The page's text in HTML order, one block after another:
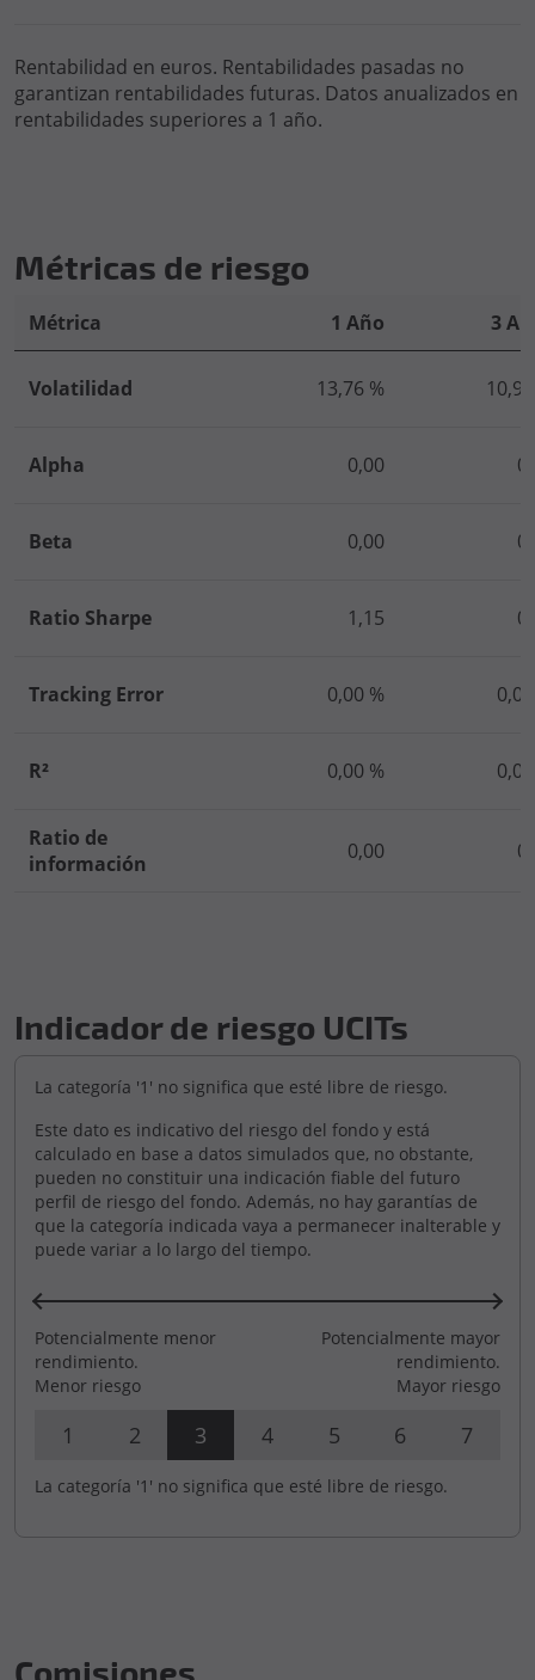
Rentabilidad en euros. Rentabilidades pasadas no
garantizan rentabilidades futuras. Datos anualizados en
rentabilidades superiores a 1 año.
Métricas de riesgo
Métrica 1 Año 3
Volatilidad 13,76 %
Alpha 0,00
Beta 0,00
Ratio Sharpe 1,15
Tracking Error 0,00 %
R² 0,00 %
Ratio de
información
0,00
Indicador de riesgo UCITs
La categoría '1' no significa que esté libre de riesgo.
Este dato es indicativo del riesgo del fondo y está
calculado en base a datos simulados que, no obstante,
pueden no constituir una indicación fiable del futuro
perfil de riesgo del fondo. Además, no hay garantías de
que la categoría indicada vaya a permanecer inalterable y
puede variar a lo largo del tiempo.
Potencialmente menor
rendimiento.
Menor riesgo
Potencialmente mayor
rendimiento.
Mayor riesgo
1 2 3 4 5 6 7
La categoría '1' no significa que esté libre de riesgo.
Comisiones